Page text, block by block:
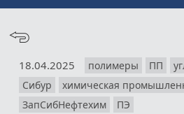
Подписка
18.04.2025 полимеры ПП
Сибур
химическая
ЗапСибНефтехим
ПЭ